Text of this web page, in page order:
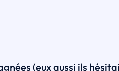
(eux aussi ils